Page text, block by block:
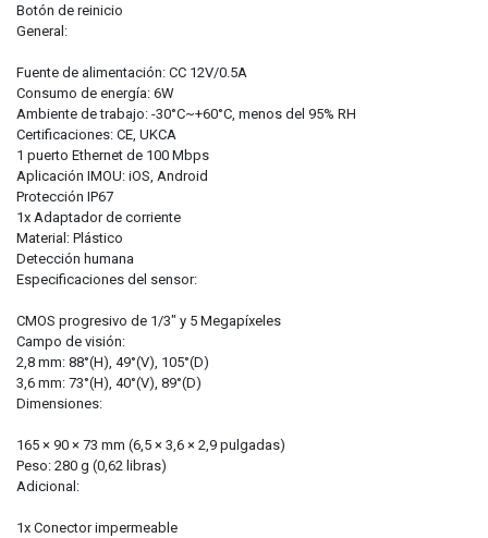
Botón de reinicio
General:
Fuente de alimentación: CC 12V/0.5A
Consumo de energía: 6W
Ambiente de trabajo: -30°C~+60°C, menos del 95% RH
Certificaciones: CE, UKCA
1 puerto Ethernet de 100 Mbps
Aplicación IMOU: iOS, Android
Protección IP67
1x Adaptador de corriente
Material: Plástico
Detección humana
Especificaciones del sensor:
CMOS progresivo de 1/3" y 5 Megapíxeles
Campo de visión:
2,8 mm: 88°(H), 49°(V), 105°(D)
3,6 mm: 73°(H), 40°(V), 89°(D)
Dimensiones:
165 × 90 × 73 mm (6,5 × 3,6 × 2,9 pulgadas)
Peso: 280 g (0,62 libras)
Adicional:
1x Conector impermeable